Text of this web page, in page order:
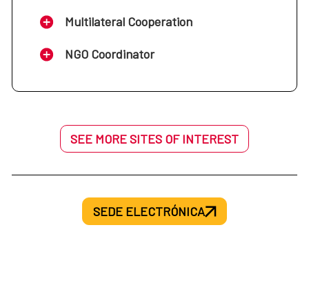
Multilateral Cooperation
NGO Coordinator
SEE MORE SITES OF INTEREST
SEDE ELECTRÓNICA